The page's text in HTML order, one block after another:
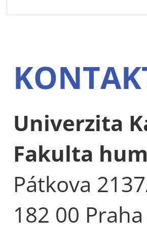
Univerzita
Fakulta
Pátkova
182 00